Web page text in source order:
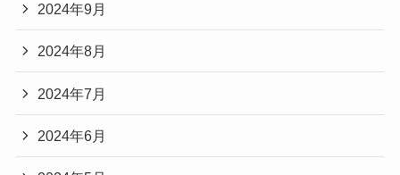
2024年9月
2024年8月
2024年7月
2024年6月